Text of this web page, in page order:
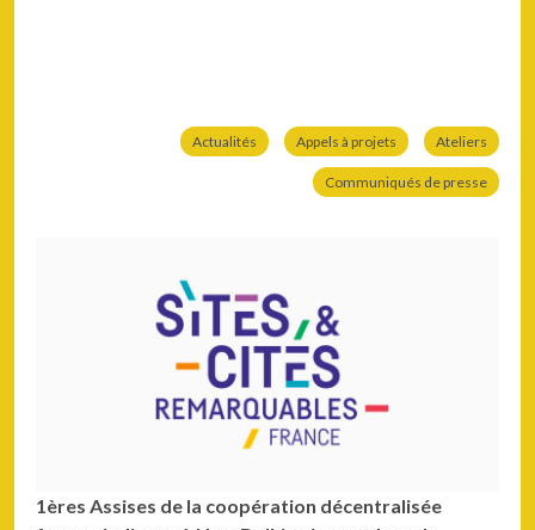
Actualités Appels à projets Ateliers
Communiqués de presse
1ères Assises de la coopération décentralisée